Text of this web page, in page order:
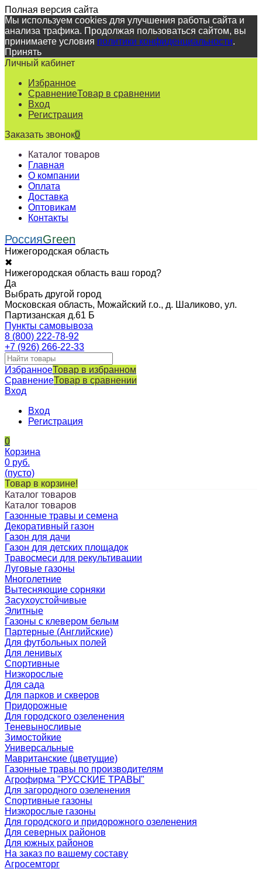
Полная версия сайта
Мы используем cookies для улучшения работы сайта и
анализа трафика. Продолжая пользоваться сайтом, вы
принимаете условия политики конфиденциальности.
Принять
Личный кабинет
Избранное
СравнениеТовар в сравнении
Вход
Регистрация
Заказать звонок0
Каталог товаров
Главная
О компании
Оплата
Доставка
Оптовикам
Контакты
РоссияGreen
Нижегородская область
✖
Нижегородская область ваш город?
Да
Выбрать другой город
Московская область, Можайский г.о., д. Шаликово, ул.
Партизанская д.61 Б
Пункты самовывоза
8 (800) 222-78-92
+7 (926) 266-22-33
ИзбранноеТовар в избранном
СравнениеТовар в сравнении
Вход
Вход
Регистрация
0
Корзина
0 руб.
(пусто)
Товар в корзине!
Каталог товаров
Каталог товаров
Газонные травы и семена
Декоративный газон
Газон для дачи
Газон для детских площадок
Травосмеси для рекультивации
Луговые газоны
Многолетние
Вытесняющие сорняки
Засухоустойчивые
Элитные
Газоны с клевером белым
Партерные (Английские)
Для футбольных полей
Для ленивых
Спортивные
Низкорослые
Для сада
Для парков и скверов
Придорожные
Для городского озеленения
Теневыносливые
Зимостойкие
Универсальные
Мавританские (цветущие)
Газонные травы по производителям
Агрофирма "РУССКИЕ ТРАВЫ"
Для загородного озеленения
Спортивные газоны
Низкорослые газоны
Для городского и придорожного озеленения
Для северных районов
Для южных районов
На заказ по вашему составу
Агросемторг